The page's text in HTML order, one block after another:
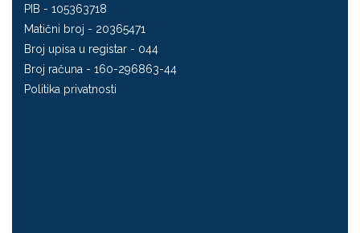
PIB - 105363718
Matični broj - 20365471
Broj upisa u registar - 044
Broj računa - 160-296863-44
Politika privatnosti